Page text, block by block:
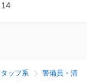
ッフ系
警備員・清